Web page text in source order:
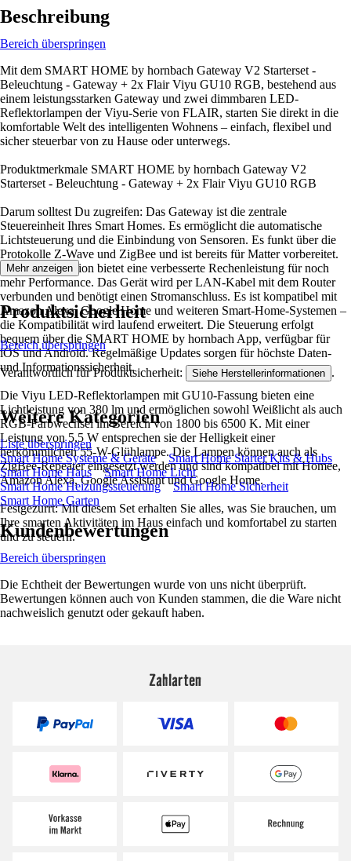
Beschreibung
Bereich überspringen
Mit dem SMART HOME by hornbach Gateway V2 Starterset -
Beleuchtung - Gateway + 2x Flair Viyu GU10 RGB, bestehend aus
einem leistungsstarken Gateway und zwei dimmbaren LED-
Reflektorlampen der Viyu-Serie von FLAIR, starten Sie direkt in die
komfortable Welt des intelligenten Wohnens – einfach, flexibel und
sicher steuerbar von zu Hause oder unterwegs.
Produktmerkmale SMART HOME by hornbach Gateway V2
Starterset - Beleuchtung - Gateway + 2x Flair Viyu GU10 RGB
Darum solltest Du zugreifen: Das Gateway ist die zentrale
Steuereinheit Ihres Smart Homes. Es ermöglicht die automatische
Lichtsteuerung und die Einbindung von Sensoren. Es funkt über die
Protokolle Z-Wave und ZigBee und ist bereits für Matter vorbereitet.
Die zweite Version bietet eine verbesserte Rechenleistung für noch
mehr Performance. Das Gerät wird per LAN-Kabel mit dem Router
verbunden und benötigt einen Stromanschluss. Es ist kompatibel mit
Amazon Alexa, Google Home und weiteren Smart-Home-Systemen –
die Kompatibilität wird laufend erweitert. Die Steuerung erfolgt
bequem über die SMART HOME by hornbach App, verfügbar für
iOS und Android. Regelmäßige Updates sorgen für höchste Daten-
und Informationssicherheit.
Die Viyu LED-Reflektorlampen mit GU10-Fassung bieten eine
Lichtleistung von 380 lm und ermöglichen sowohl Weißlicht als auch
RGB-Farbwechsel im Bereich von 1800 bis 6500 K. Mit einer
Leistung von 5,5 W entsprechen sie der Helligkeit einer
herkömmlichen 55-W-Glühlampe. Die Lampen können auch als
ZigBee-Repeater eingesetzt werden und sind kompatibel mit Homee,
Amazon Alexa, Google Assistant und Google Home.
Festgezurrt: Mit diesem Set erhalten Sie alles, was Sie brauchen, um
Ihre smarten Aktivitäten im Haus einfach und komfortabel zu starten
und zu steuern.
Mehr anzeigen
Produktsicherheit
Bereich überspringen
Verantwortlich für Produktsicherheit: Siehe Herstellerinformationen .
Weitere Kategorien
Liste überspringen
Smart Home Systeme & Geräte
Smart Home Starter Kits & Hubs
Smart Home Haus
Smart Home Licht
Smart Home Heizungssteuerung
Smart Home Sicherheit
Smart Home Garten
Kundenbewertungen
Bereich überspringen
Die Echtheit der Bewertungen wurde von uns nicht überprüft.
Bewertungen können auch von Kunden stammen, die die Ware nicht
nachweislich genutzt oder gekauft haben.
Zahlarten